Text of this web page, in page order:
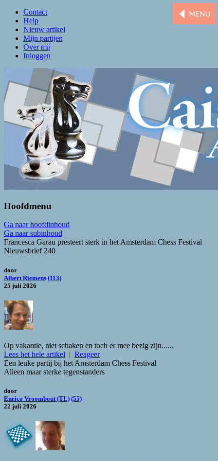
Contact
Help
Nieuw artikel
Mijn partijen
Over mij
Inloggen
Caissa Amsterdam
De levendigste schaakclub van Amsterdam
Hoofdmenu
Ga naar hoofdinhoud
Ga naar subinhoud
Francesca Garau presteert sterk in het Amsterdam Chess Festival
Nieuwsbrief 240
door
Albert Riemens (113)
25 juli 2026
Op vakantie, niet schaken en toch er mee bezig zijn......
Lees het hele artikel | Reageer
Een leuke partij bij het Amsterdam Chess Festival
Alleen maar sterke tegenstanders
door
Enrico Vroombout (TL) (55)
22 juli 2026